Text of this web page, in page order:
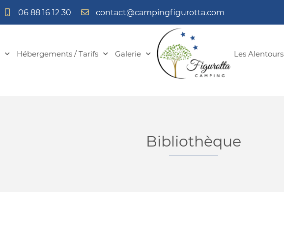
06 88 16 12 30
Hébergements / Tarifs Galerie Les Alentours
Bibliothèque